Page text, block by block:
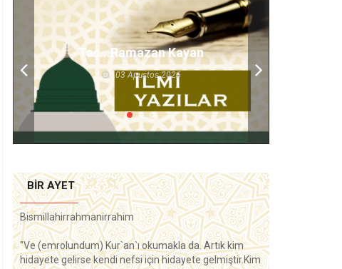
Taş...Ramazan Kayan
03 Aрustos 2026
BIR AYET
Bismillahirrahmanirrahim
"Ve (emrolundum) Kur`an`ı okumakla da. Artık kim
hidayete gelirse kendi nefsi için hidayete gelmiştir.Kim